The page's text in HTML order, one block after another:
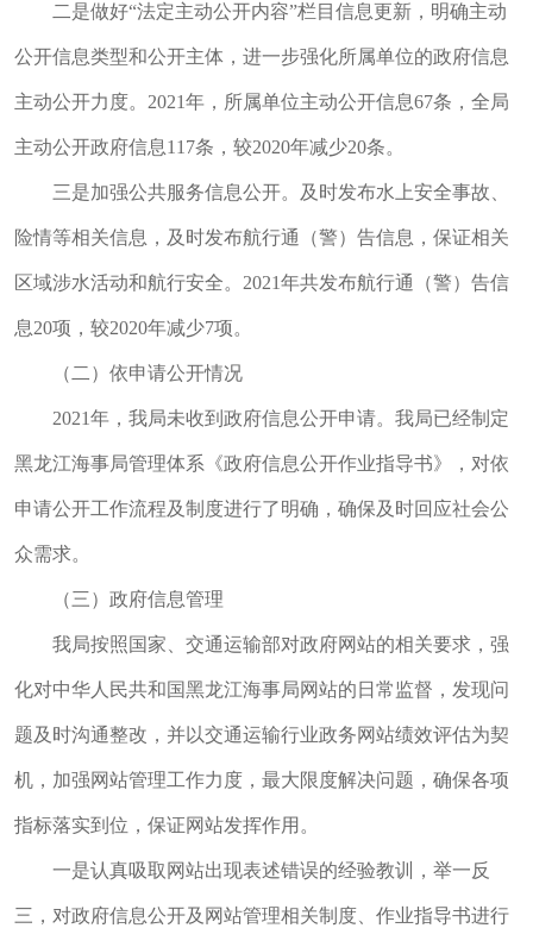
二是做好“法定主动公开内容”栏目信息更新，明确主动
公开信息类型和公开主体，进一步强化所属单位的政府信息
主动公开力度。2021年，所属单位主动公开信息67条，全局
主动公开政府信息117条，较2020年减少20条。
三是加强公共服务信息公开。及时发布水上安全事故、
险情等相关信息，及时发布航行通（警）告信息，保证相关
区域涉水活动和航行安全。2021年共发布航行通（警）告信
息20项，较2020年减少7项。
（二）依申请公开情况
2021年，我局未收到政府信息公开申请。我局已经制定
黑龙江海事局管理体系《政府信息公开作业指导书》，对依
申请公开工作流程及制度进行了明确，确保及时回应社会公
众需求。
（三）政府信息管理
我局按照国家、交通运输部对政府网站的相关要求，强
化对中华人民共和国黑龙江海事局网站的日常监督，发现问
题及时沟通整改，并以交通运输行业政务网站绩效评估为契
机，加强网站管理工作力度，最大限度解决问题，确保各项
指标落实到位，保证网站发挥作用。
一是认真吸取网站出现表述错误的经验教训，举一反
三，对政府信息公开及网站管理相关制度、作业指导书进行